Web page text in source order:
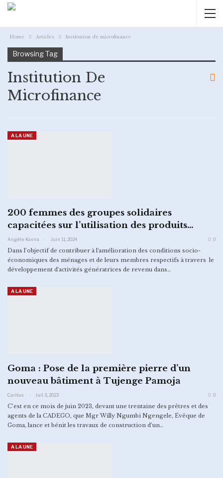
Home Articles Institution de microfinance
Browsing Tag
Institution De
Microfinance
A LA UNE
200 femmes des groupes solidaires
capacitées sur l’utilisation des produits…
Angèle Kavira Juin 11, 2024 0
Dans l’objectif de contribuer à l'amélioration des conditions socio-
économiques des ménages et de leurs membres respectifs à travers le
développement d'activités génératrices de revenu dans…
A LA UNE
Goma : Pose de la première pierre d’un
nouveau bâtiment à Tujenge Pamoja
Caritas Juil 3, 2023 0
C’est en ce mois de juin 2023, devant une trentaine des prêtres et des
agents de la CADEGO, que Mgr Willy Ngumbi Ngengele, Évêque de
Goma, lance et bénit les travaux de construction d’un…
A LA UNE